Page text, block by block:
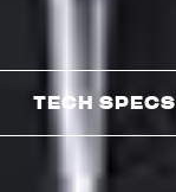
TECH SPECS